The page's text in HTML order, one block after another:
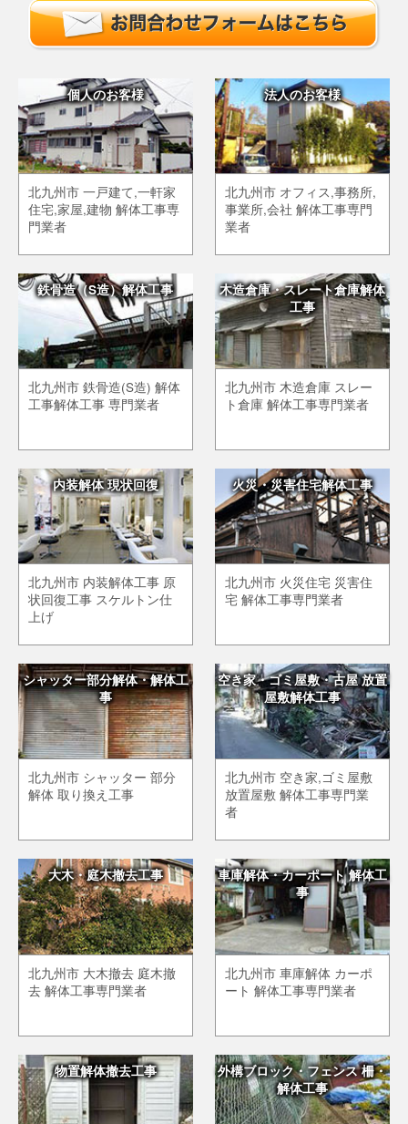
個人のお客様
北九州市 一戸建て,一軒家
住宅,家屋,建物 解体工事専
門業者
法人のお客様
北九州市 オフィス,事務所,
事業所,会社 解体工事専門
業者
鉄骨造（S造）解体工事
北九州市 鉄骨造(S造) 解体
工事解体工事 専門業者
木造倉庫・スレート倉庫解体
工事
北九州市 木造倉庫 スレー
ト倉庫 解体工事専門業者
内装解体 現状回復
北九州市 内装解体工事 原
状回復工事 スケルトン仕
上げ
火災・災害住宅解体工事
北九州市 火災住宅 災害住
宅 解体工事専門業者
シャッター部分解体・解体工
事
北九州市 シャッター 部分
解体 取り換え工事
空き家・ゴミ屋敷・古屋 放置
屋敷解体工事
北九州市 空き家,ゴミ屋敷
放置屋敷 解体工事専門業
者
大木・庭木撤去工事
北九州市 大木撤去 庭木撤
去 解体工事専門業者
車庫解体・カーポート 解体工
事
北九州市 車庫解体 カーポ
ート 解体工事専門業者
物置解体撤去工事
外構ブロック・フェンス 柵・
解体工事